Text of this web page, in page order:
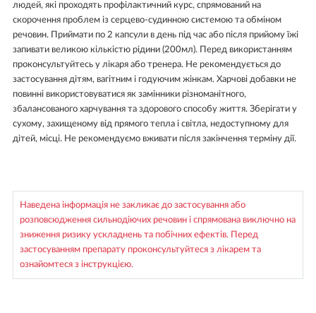
людей, які проходять профілактичний курс, спрямований на
скорочення проблем із серцево-судинною системою та обміном
речовин. Приймати по 2 капсули в день під час або після прийому їжі
запивати великою кількістю рідини (200мл). Перед використанням
проконсультуйтесь у лікаря або тренера. Не рекомендується до
застосування дітям, вагітним і годуючим жінкам. Харчові добавки не
повинні використовуватися як замінники різноманітного,
збалансованого харчування та здорового способу життя. Зберігати у
сухому, захищеному від прямого тепла і світла, недоступному для
дітей, місці. Не рекомендуємо вживати після закінчення терміну дії.
Наведена інформація не закликає до застосування або
розповсюдження сильнодіючих речовин і спрямована виключно на
зниження ризику ускладнень та побічних ефектів. Перед
застосуванням препарату проконсультуйтеся з лікарем та
ознайомтеся з інструкцією.